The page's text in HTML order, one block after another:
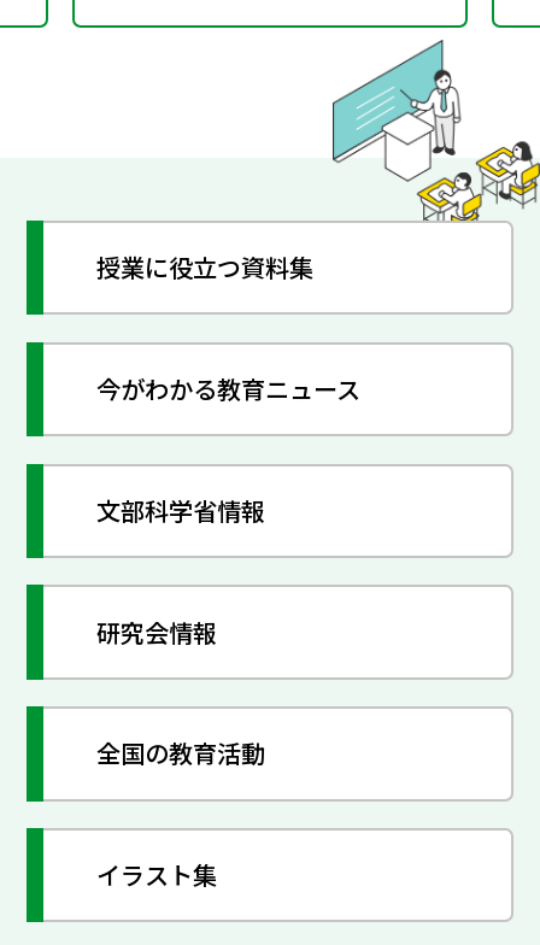
授業に役立つ資料集
今がわかる教育ニュース
文部科学省情報
研究会情報
全国の教育活動
イラスト集